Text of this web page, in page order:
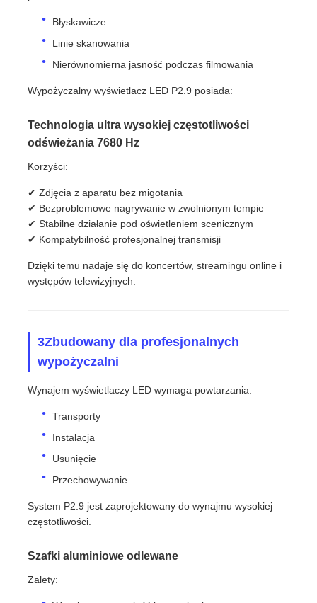
Błyskawicze
Linie skanowania
Nierównomierna jasność podczas filmowania
Wypożyczalny wyświetlacz LED P2.9 posiada:
Technologia ultra wysokiej częstotliwości
odświeżania 7680 Hz
Korzyści:
✔ Zdjęcia z aparatu bez migotania
✔ Bezproblemowe nagrywanie w zwolnionym tempie
✔ Stabilne działanie pod oświetleniem scenicznym
✔ Kompatybilność profesjonalnej transmisji
Dzięki temu nadaje się do koncertów, streamingu online i
występów telewizyjnych.
3Zbudowany dla profesjonalnych
wypożyczalni
Wynajem wyświetlaczy LED wymaga powtarzania:
Transporty
Instalacja
Usunięcie
Przechowywanie
System P2.9 jest zaprojektowany do wynajmu wysokiej
częstotliwości.
Szafki aluminiowe odlewane
Zalety: